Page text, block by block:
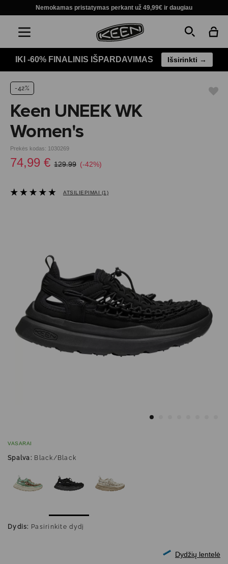
Nemokamas pristatymas perkant už 49,99€ ir daugiau
IKI -60% FINALINIS IŠPARDAVIMAS Išsirinkti →
-42%
Keen UNEEK WK
Women's
Prekės kodas: 1030269
74,99 € 129.99 (-42%)
ATSILIEPIMAI (1)
VASARAI
Spalva: Black/Black
Dydis: Pasirinkite dydį
Dydžių lentelė